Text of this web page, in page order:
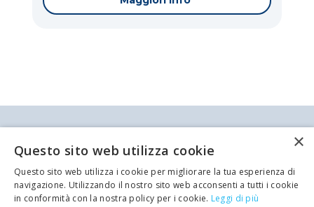
Codice:ET-4-4830
Codice:ET-4-4791
Codice:ET-4-4832
Codice:ET-4-4838
Codice:ET-4-4836
Codice:ET-4-4843
Codice:ET-4-4835
Antei & Paolucci S.r.l. Via Bologna, 70 A-B-C-D La
Spezia
P.IVA/C.F. 00209350115 Capitale sociale: €
84.500,00 Azienda iscritta al registro delle imprese
di La Spezia con il numero REA 62679
Privacy policy
Cookie Policy
×
Questo sito web utilizza cookie
Questo sito web utilizza i cookie per migliorare la tua esperienza di
navigazione. Utilizzando il nostro sito web acconsenti a tutti i cookie
in conformità con la nostra policy per i cookie. Leggi di più